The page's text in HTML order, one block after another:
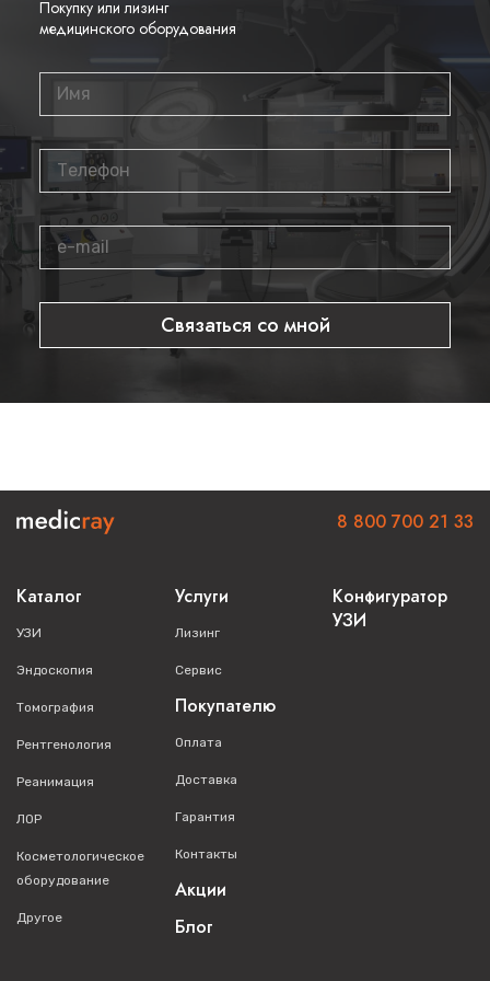
Пользователи в очках:
без диоптрий (0 dpt). Можно установить корригирующие
Легкий вес:
титановая оправа и мягкие носовые упоры для
максимального комфорта в использовании.
Настройка:высота и наклон быстро регулируются с
помощью ключа.
Межзрачковое расстояние:может настраиваться
индивидуально с помощью гибкой перемычки (переносицы).
Покупку или лизинг
медицинского оборудования
Связаться со мной
Каталог
УЗИ
Эндоскопия
Томография
Рентгенология
Реанимация
ЛОР
Косметологическое
оборудование
Другое
Услуги
Лизинг
Сервис
Покупателю
Оплата
Доставка
Гарантия
Контакты
Акции
Блог
Конфигуратор
УЗИ
8 800 700 21 33